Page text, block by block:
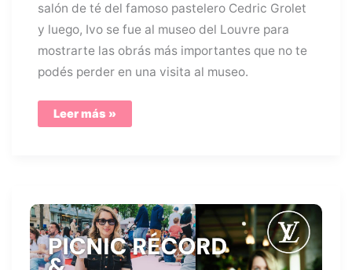
salón de té del famoso pastelero Cedric Grolet
y luego, Ivo se fue al museo del Louvre para
mostrarte las obrás más importantes que no te
podés perder en una visita al museo.
Pastelería
Cedric
Leer más »